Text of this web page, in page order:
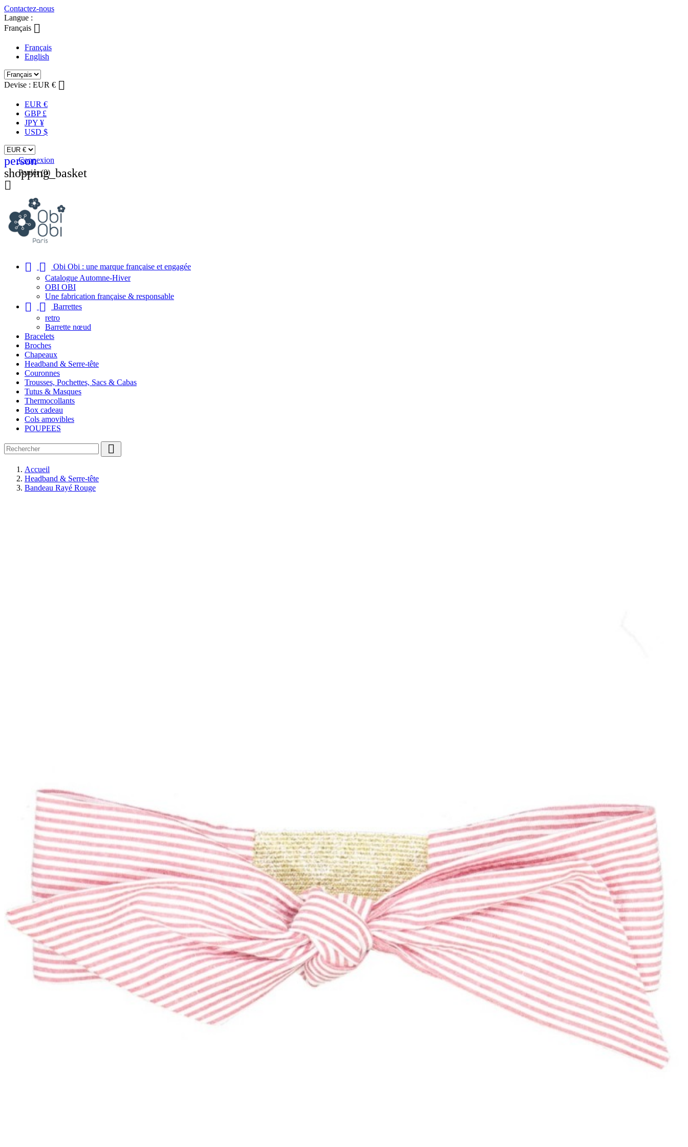
Contactez-nous
Langue :
Français 
Français
English
Devise : EUR € 
EUR €
GBP £
JPY ¥
USD $
person
Connexion
shopping_basket
Panier (0)

 
Obi Obi : une marque française et engagée
Catalogue Automne-Hiver
OBI OBI
Une fabrication française & responsable
 
Barrettes
retro
Barrette nœud
Bracelets
Broches
Chapeaux
Headband & Serre-tête
Couronnes
Trousses, Pochettes, Sacs & Cabas
Tutus & Masques
Thermocollants
Box cadeau
Cols amovibles
POUPEES

Accueil
Headband & Serre-tête
Bandeau Rayé Rouge